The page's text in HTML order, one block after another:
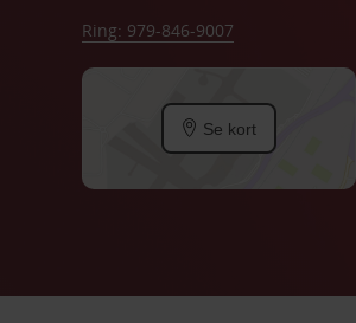
Ring: 979-846-9007
Se kort